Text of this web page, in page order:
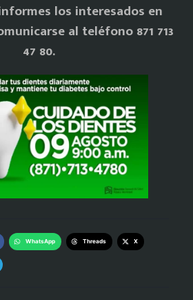
los interesados en
al teléfono 871 713
47 80.
WhatsApp Threads X